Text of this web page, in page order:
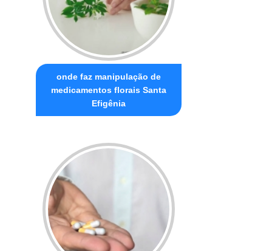
onde faz manipulação de
medicamentos florais Santa
Efigênia